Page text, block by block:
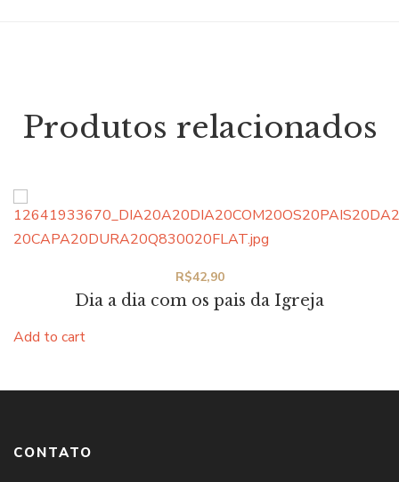
Produtos relacionados
Dia a dia com os pais da Igreja
R$42,90
Add to cart
CONTATO